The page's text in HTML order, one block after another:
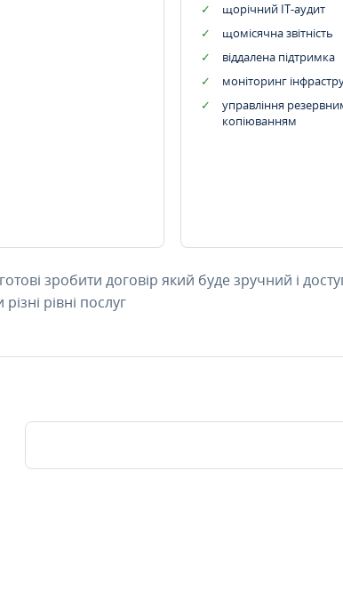
щорічний IT-аудит
щомісячна звітність
віддалена підтримка
моніторинг
управління
копіюванням
зробити договір який буде зручний і
рівні послуг